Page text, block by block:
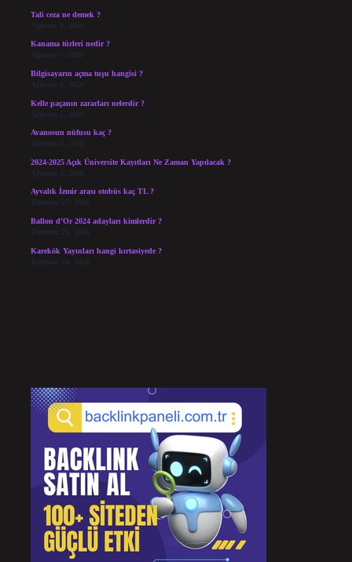
Tali ceza ne demek ?
Ağustos 8, 2026
Kanama türleri nedir ?
Ağustos 7, 2026
Bilgisayarın açma tuşu hangisi ?
Ağustos 6, 2026
Kelle paçanın zararları nelerdir ?
Ağustos 5, 2026
Avanosun nüfusu kaç ?
Ağustos 4, 2026
2024-2025 Açık Üniversite Kayıtları Ne Zaman Yapılacak ?
Ağustos 3, 2026
Ayvalık İzmir arası otobüs kaç TL ?
Temmuz 27, 2026
Ballon d’Or 2024 adayları kimlerdir ?
Temmuz 25, 2026
Karekök Yayınları hangi kırtasiyede ?
Temmuz 24, 2026